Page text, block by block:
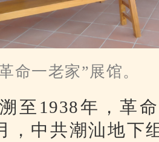
命一老家”展馆。
至1938年，革
，中共潮汕地下